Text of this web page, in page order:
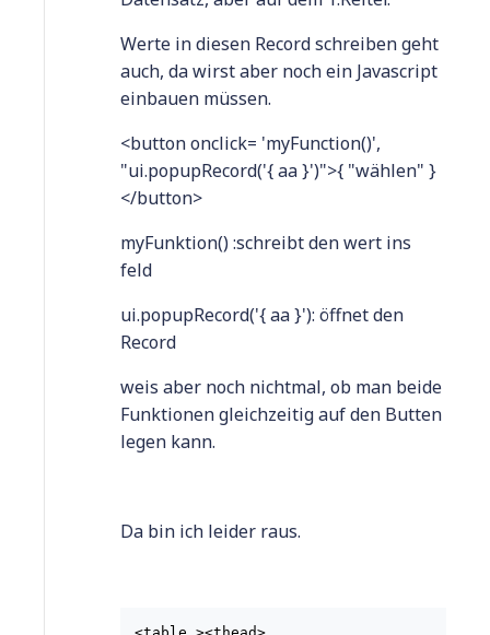
Werte in diesen Record schreiben geht
auch, da wirst aber noch ein Javascript
einbauen müssen.
<button onclick= 'myFunction()',
"ui.popupRecord('{ aa }')">{ "wählen" }
</button>
myFunktion() :schreibt den wert ins
feld
ui.popupRecord('{ aa }'): öffnet den
Record
weis aber noch nichtmal, ob man beide
Funktionen gleichzeitig auf den Butten
legen kann.
Da bin ich leider raus.